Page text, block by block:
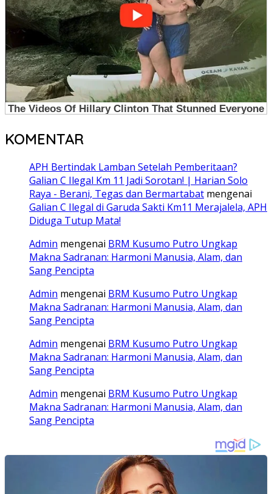
KOMENTAR
APH Bertindak Lamban Setelah Pemberitaan?
Galian C Ilegal Km 11 Jadi Sorotan! | Harian Solo
Raya - Berani, Tegas dan Bermartabat mengenai
Galian C Ilegal di Garuda Sakti Km11 Merajalela, APH
Diduga Tutup Mata!
Admin mengenai BRM Kusumo Putro Ungkap
Makna Sadranan: Harmoni Manusia, Alam, dan
Sang Pencipta
Admin mengenai BRM Kusumo Putro Ungkap
Makna Sadranan: Harmoni Manusia, Alam, dan
Sang Pencipta
Admin mengenai BRM Kusumo Putro Ungkap
Makna Sadranan: Harmoni Manusia, Alam, dan
Sang Pencipta
Admin mengenai BRM Kusumo Putro Ungkap
Makna Sadranan: Harmoni Manusia, Alam, dan
Sang Pencipta